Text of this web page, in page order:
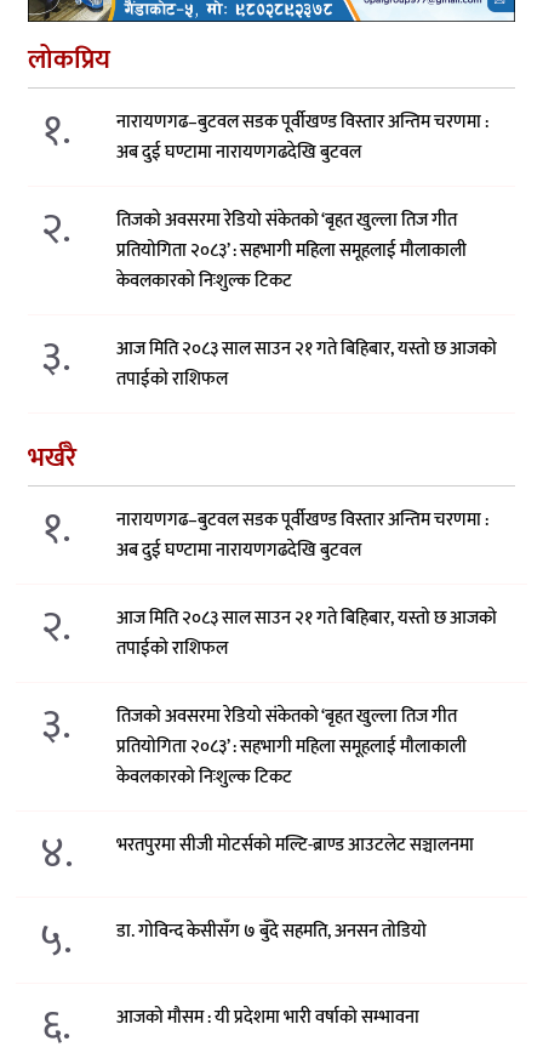
लोकप्रिय
१.
नारायणगढ–बुटवल सडक पूर्वीखण्ड विस्तार अन्तिम चरणमा :
अब दुई घण्टामा नारायणगढदेखि बुटवल
२.
तिजको अवसरमा रेडियो संकेतको ‘बृहत खुल्ला तिज गीत
प्रतियोगिता २०८३’ : सहभागी महिला समूहलाई मौलाकाली
केवलकारको निःशुल्क टिकट
३.
आज मिति २०८३ साल साउन २१ गते बिहिबार, यस्तो छ आजको
तपाईको राशिफल
भर्खरै
१.
नारायणगढ–बुटवल सडक पूर्वीखण्ड विस्तार अन्तिम चरणमा :
अब दुई घण्टामा नारायणगढदेखि बुटवल
२.
आज मिति २०८३ साल साउन २१ गते बिहिबार, यस्तो छ आजको
तपाईको राशिफल
३.
तिजको अवसरमा रेडियो संकेतको ‘बृहत खुल्ला तिज गीत
प्रतियोगिता २०८३’ : सहभागी महिला समूहलाई मौलाकाली
केवलकारको निःशुल्क टिकट
४. भरतपुरमा सीजी मोटर्सको मल्टि-ब्राण्ड आउटलेट सञ्चालनमा
५. डा. गोविन्द केसीसँग ७ बुँदे सहमति, अनसन तोडियो
६. आजको मौसम : यी प्रदेशमा भारी वर्षाको सम्भावना